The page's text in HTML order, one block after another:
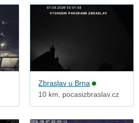
Zbraslav u Brna
10 km, pocasizbraslav.cz